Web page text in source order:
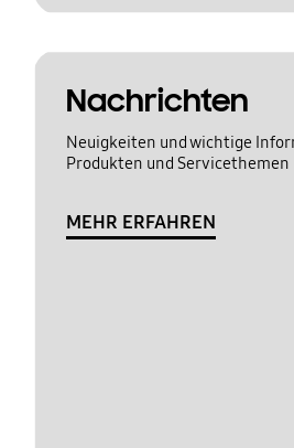
Nachrichten
Neuigkeiten und wichtige
Produkten und Servicethemen
MEHR ERFAHREN